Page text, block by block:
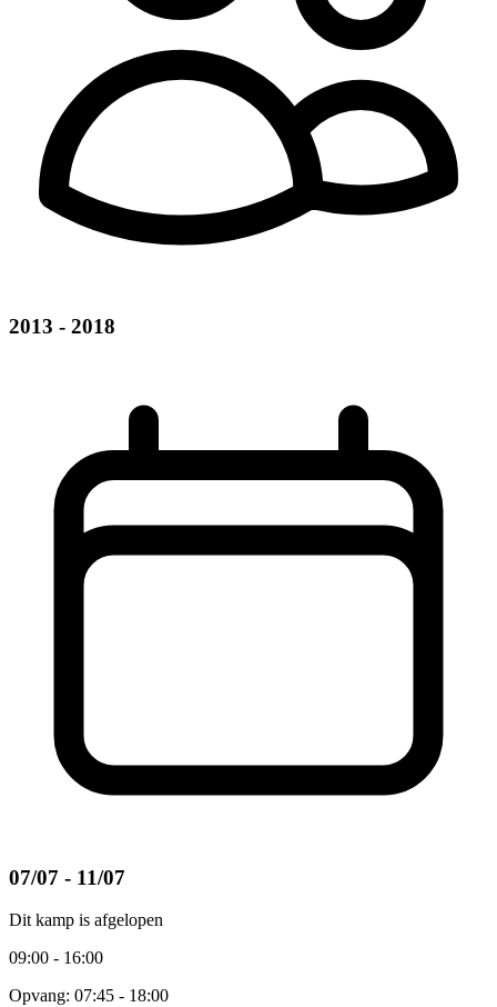
2013 - 2018
07/07 - 11/07
Dit kamp is afgelopen
09:00 - 16:00
Opvang: 07:45 - 18:00